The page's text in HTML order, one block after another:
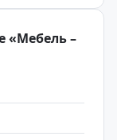
«Мебель –